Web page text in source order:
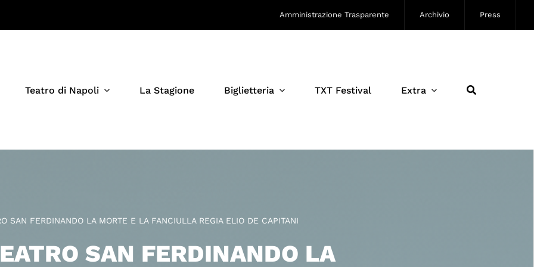
Amministrazione Trasparente Archivio Press
Teatro di Napoli La Stagione Biglietteria TXT Festival Extra
SAN FERDINANDO LA MORTE E LA FANCIULLA REGIA ELIO DE CAPITANI
SAN FERDINANDO LA